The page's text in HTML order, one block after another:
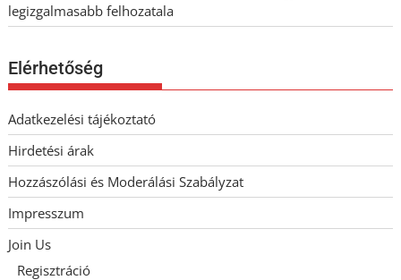
legizgalmasabb felhozatala
Elérhetőség
Adatkezelési tájékoztató
Hirdetési árak
Hozzászólási és Moderálási Szabályzat
Impresszum
Join Us
Regisztráció